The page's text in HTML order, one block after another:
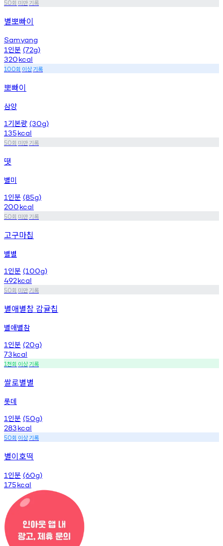
50회 미만기록
별뽀빠이
Samyang
1 인분 (72g)
320kcal
100회 이상기록
뽀빠이
삼양
1 기본량 (30g)
135kcal
50회 미만기록
떳
별미
1 인분 (85g)
200kcal
50회 미만기록
고구마칩
별별
1 인분 (100g)
492kcal
50회 미만기록
별애별참 감귤칩
별애별참
1 인분 (20g)
73kcal
1천회 이상기록
쌀로별별
롯데
1 인분 (50g)
283kcal
50회 이상기록
별이호떡
1 인분 (60g)
175kcal